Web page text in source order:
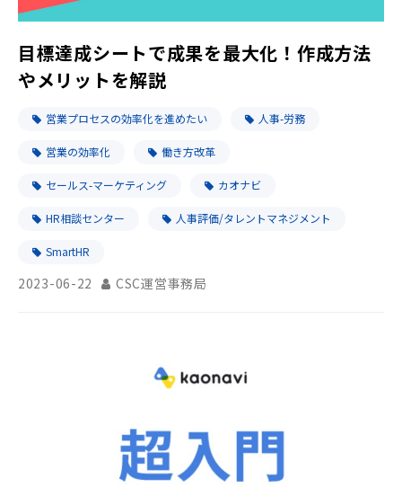
目標達成シートで成果を最大化！作成方法
やメリットを解説
営業プロセスの効率化を進めたい 人事-労務
営業の効率化 働き方改革
セールス-マーケティング カオナビ
HR相談センター 人事評価/タレントマネジメント
SmartHR
2023-06-22 CSC運営事務局